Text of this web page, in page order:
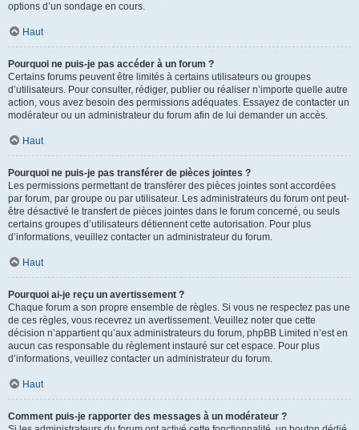
options d’un sondage en cours.
Haut
Pourquoi ne puis-je pas accéder à un forum ?
Certains forums peuvent être limités à certains utilisateurs ou groupes
d’utilisateurs. Pour consulter, rédiger, publier ou réaliser n’importe quelle autre
action, vous avez besoin des permissions adéquates. Essayez de contacter un
modérateur ou un administrateur du forum afin de lui demander un accès.
Haut
Pourquoi ne puis-je pas transférer de pièces jointes ?
Les permissions permettant de transférer des pièces jointes sont accordées
par forum, par groupe ou par utilisateur. Les administrateurs du forum ont peut-
être désactivé le transfert de pièces jointes dans le forum concerné, ou seuls
certains groupes d’utilisateurs détiennent cette autorisation. Pour plus
d’informations, veuillez contacter un administrateur du forum.
Haut
Pourquoi ai-je reçu un avertissement ?
Chaque forum a son propre ensemble de règles. Si vous ne respectez pas une
de ces règles, vous recevrez un avertissement. Veuillez noter que cette
décision n’appartient qu’aux administrateurs du forum, phpBB Limited n’est en
aucun cas responsable du règlement instauré sur cet espace. Pour plus
d’informations, veuillez contacter un administrateur du forum.
Haut
Comment puis-je rapporter des messages à un modérateur ?